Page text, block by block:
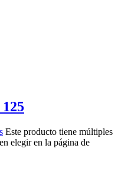
Este producto tiene múltiples
elegir en la página de